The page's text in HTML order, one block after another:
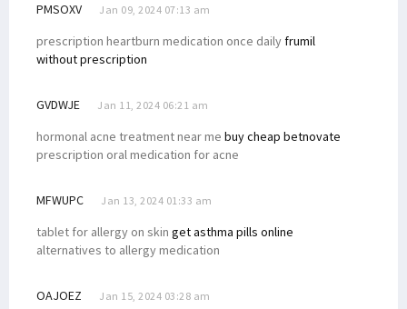
PMSOXV Jan 09, 2024 07:13 am
prescription heartburn medication once daily frumil
without prescription
GVDWJE Jan 11, 2024 06:21 am
hormonal acne treatment near me buy cheap betnovate
prescription oral medication for acne
MFWUPC Jan 13, 2024 01:33 am
tablet for allergy on skin get asthma pills online
alternatives to allergy medication
OAJOEZ Jan 15, 2024 03:28 am